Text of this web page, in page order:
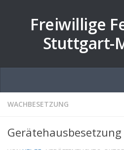
Freiwillige
Stuttgart-
WACHBESETZUNG